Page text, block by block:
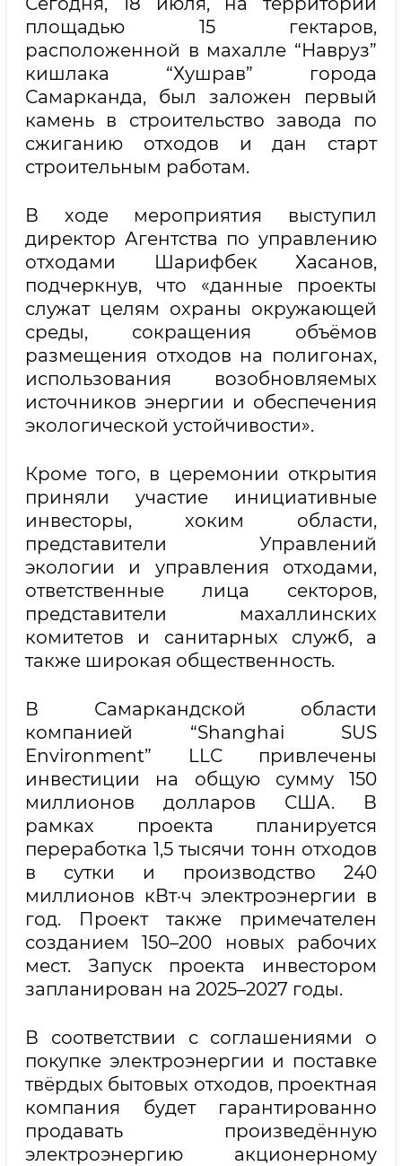
площадью 15 гектаров,
расположенной в махалле “Навруз”
кишлака “Хушрав” города
Самарканда, был заложен первый
камень в строительство завода по
сжиганию отходов и дан старт
строительным работам.
В ходе мероприятия выступил
директор Агентства по управлению
отходами Шарифбек Хасанов,
подчеркнув, что «данные проекты
служат целям охраны окружающей
среды, сокращения объёмов
размещения отходов на полигонах,
использования возобновляемых
источников энергии и обеспечения
экологической устойчивости».
Кроме того, в церемонии открытия
приняли участие инициативные
инвесторы, хоким области,
представители Управлений
экологии и управления отходами,
ответственные лица секторов,
представители махаллинских
комитетов и санитарных служб, а
также широкая общественность.
В Самаркандской области
компанией “Shanghai SUS
Environment” LLC привлечены
инвестиции на общую сумму 150
миллионов долларов США. В
рамках проекта планируется
переработка 1,5 тысячи тонн отходов
в сутки и производство 240
миллионов кВт·ч электроэнергии в
год. Проект также примечателен
созданием 150–200 новых рабочих
мест. Запуск проекта инвестором
запланирован на 2025–2027 годы.
В соответствии с соглашениями о
покупке электроэнергии и поставке
твёрдых бытовых отходов, проектная
компания будет гарантированно
продавать произведённую
электроэнергию акционерному